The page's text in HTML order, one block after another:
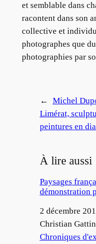
et semblable dans
racontent dans son
collective et
photographes que
photographies par
←
Michel
Limérat,
peintures en
À lire aussi
Paysages
démonstration
Date
2 décembre
Auteur
Christian
Par rapport à
Chroniques